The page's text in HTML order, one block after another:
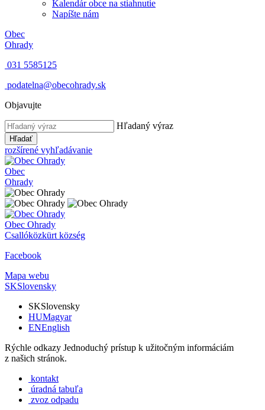
Kalendár obce na stiahnutie
Napíšte nám
Obec
Ohrady
031 5585125
podatelna@obecohrady.sk
Objavujte
Hľadaný výraz
Hľadať
rozšírené vyhľadávanie
Obec
Ohrady
Obec Ohrady
Csallóközkürt község
Facebook
Mapa webu
SKSlovensky
SKSlovensky
HUMagyar
ENEnglish
Rýchle odkazy Jednoduchý prístup k užitočným informáciám
z našich stránok.
kontakt
úradná tabuľa
zvoz odpadu